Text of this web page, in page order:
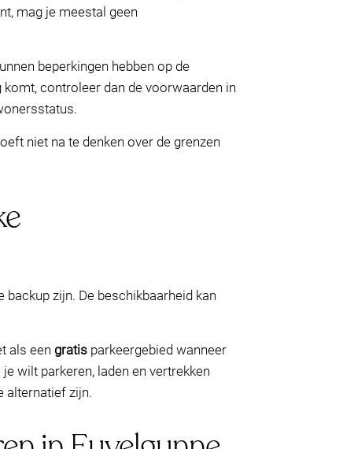
mag je meestal geen
beperkingen hebben op de
controleer dan de voorwaarden in
niet na te denken over de grenzen
zijn. De beschikbaarheid kan
als een gratis parkeergebied wanneer
wilt parkeren, laden en vertrekken
alternatief zijn.